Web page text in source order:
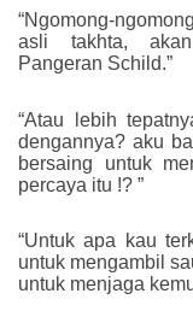
“Ngomong-
asli takhta,
Pangeran Schild.”
“Atau lebih
dengannya? aku
bersaing untuk
percaya itu !? ”
“Untuk apa kau
untuk mengambil
untuk menjaga